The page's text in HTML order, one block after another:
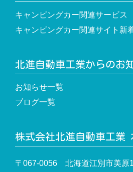
キャンピングカー関連サービス
キャンピングカー関連サイト新
北進自動車工業からのお
お知らせ一覧
ブログ一覧
株式会社北進自動車工業
〒067-0056 北海道江別市美原